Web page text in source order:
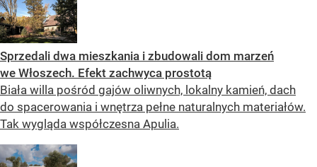
Sprzedali dwa mieszkania i zbudowali dom marzeń
we Włoszech. Efekt zachwyca prostotą
Biała willa pośród gajów oliwnych, lokalny kamień, dach
do spacerowania i wnętrza pełne naturalnych materiałów.
Tak wygląda współczesna Apulia.